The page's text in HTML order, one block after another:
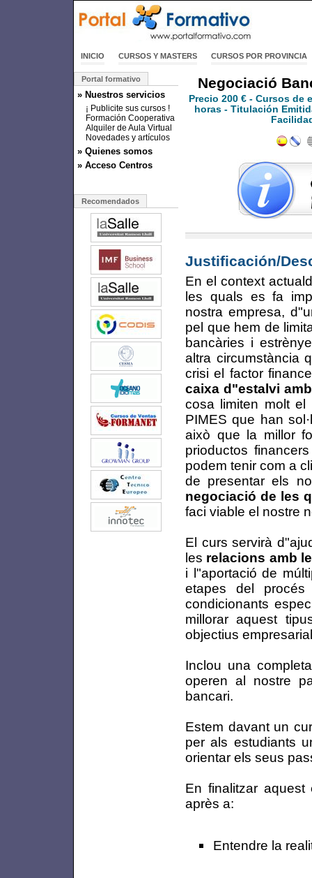
INICIO CURSOS Y MASTERS CURSOS POR PROVINCIA
Portal formativo
» Nuestros servicios
¡ Publicite sus cursos !
Formación Cooperativa
Alquiler de Aula Virtual
Novedades y artículos
» Quienes somos
» Acceso Centros
Recomendados
Negociació
Precio 200 € - Cursos de
horas - Titulación
Justificación/
En el context
les quals es fa
nostra empresa,
pel que hem de
bancàries i
altra circumstància
crisi el factor
caixa d"estalvi
cosa limiten molt
PIMES que han
això que la millor
prioductos
podem tenir com a
de presentar els
negociació de les
faci viable el nostre
El curs servirà
les relacions amb
i l"aportació de
etapes del
condicionants
millorar aquest
objectius
Inclou una
operen al nostre
bancari.
Estem davant un
per als estudiants
orientar els seus
En finalitzar aquest
après a:
Entendre la